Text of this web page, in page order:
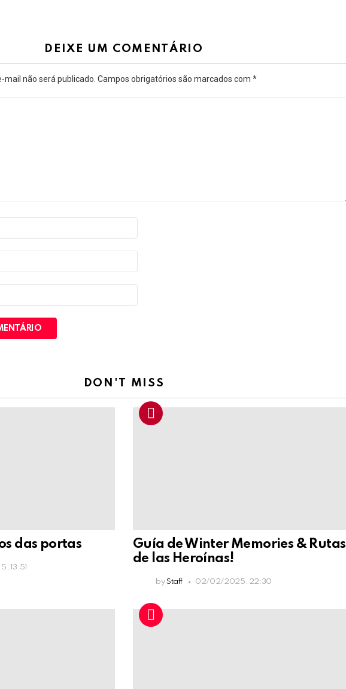
DEIXE UM COMENTÁRIO
mail não será publicado. Campos obrigatórios são marcados com *
DON'T MISS
das portas
13:51
Guía de Winter Memories & Rutas
de las Heroínas!
by Staff 02/02/2025, 22:30